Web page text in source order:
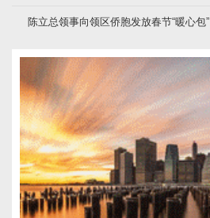
陈立总领事向领区侨胞发放春节“暖心包”